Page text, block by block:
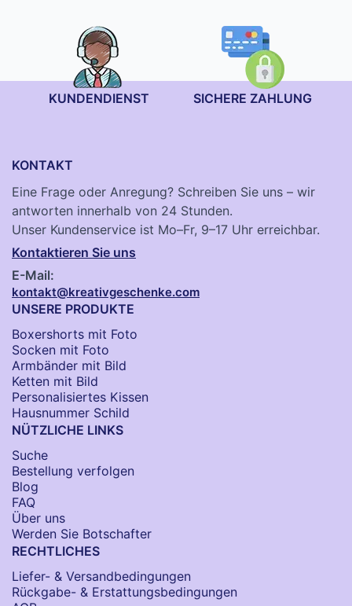
KUNDENDIENST SICHERE ZAHLUNG
KONTAKT
Eine Frage oder Anregung? Schreiben Sie uns – wir
antworten innerhalb von 24 Stunden.
Unser Kundenservice ist Mo–Fr, 9–17 Uhr erreichbar.
Kontaktieren Sie uns
E-Mail:
kontakt@kreativgeschenke.com
UNSERE PRODUKTE
Boxershorts mit Foto
Socken​ mit Foto
Armbänder mit Bild​
Ketten mit Bild
Personalisiertes Kissen
Hausnummer Schild
NÜTZLICHE LINKS
Suche
Bestellung verfolgen
Blog
FAQ
Über uns
Werden Sie Botschafter
RECHTLICHES
Liefer- & Versandbedingungen
Rückgabe- & Erstattungsbedingungen